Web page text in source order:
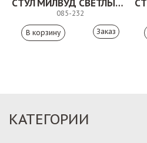
СТУЛ МИЛВУД СВЕТЛЫЙ ШЕЛК
085-232
Заказ
КАТЕГОРИИ